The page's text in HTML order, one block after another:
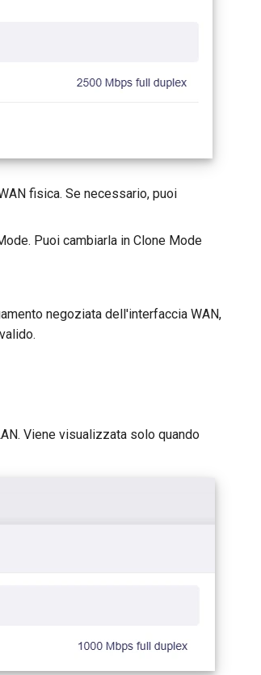
fisica. Se necessario, puoi
Puoi cambiarla in Clone Mode
negoziata dell'interfaccia WAN,
Viene visualizzata solo quando